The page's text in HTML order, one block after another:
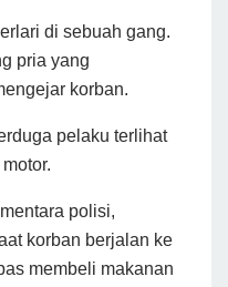
di sebuah gang.
pria yang
korban.
pelaku terlihat
polisi,
korban berjalan ke
membeli makanan